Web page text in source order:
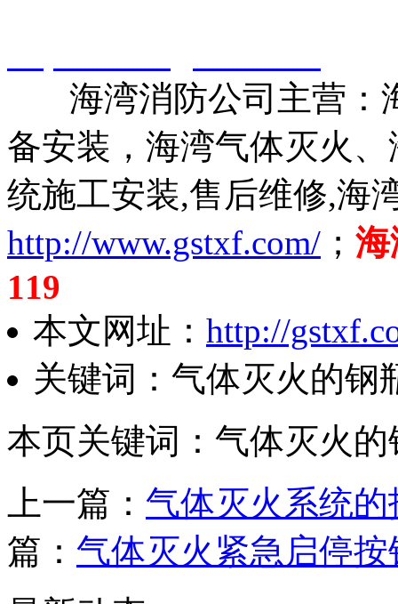
海湾消防公司主营：
备安装，海湾气体灭火
统施工安装,售后维修,海
http://www.gstxf.com/ ； 海
119
本文网址： http://
关键词：气体灭火的钢
本页关键词：气体灭火
上一篇： 气体灭火系统
篇： 气体灭火紧急启停按